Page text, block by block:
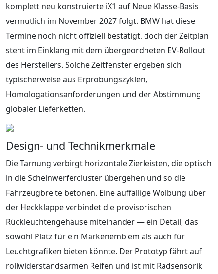
komplett neu konstruierte iX1 auf Neue Klasse-Basis
vermutlich im November 2027 folgt. BMW hat diese
Termine noch nicht offiziell bestätigt, doch der Zeitplan
steht im Einklang mit dem übergeordneten EV‑Rollout
des Herstellers. Solche Zeitfenster ergeben sich
typischerweise aus Erprobungszyklen,
Homologationsanforderungen und der Abstimmung
globaler Lieferketten.
Design‑ und Technikmerkmale
Die Tarnung verbirgt horizontale Zierleisten, die optisch
in die Scheinwerfercluster übergehen und so die
Fahrzeugbreite betonen. Eine auffällige Wölbung über
der Heckklappe verbindet die provisorischen
Rückleuchtengehäuse miteinander — ein Detail, das
sowohl Platz für ein Markenemblem als auch für
Leuchtgrafiken bieten könnte. Der Prototyp fährt auf
rollwiderstandsarmen Reifen und ist mit Radsensorik